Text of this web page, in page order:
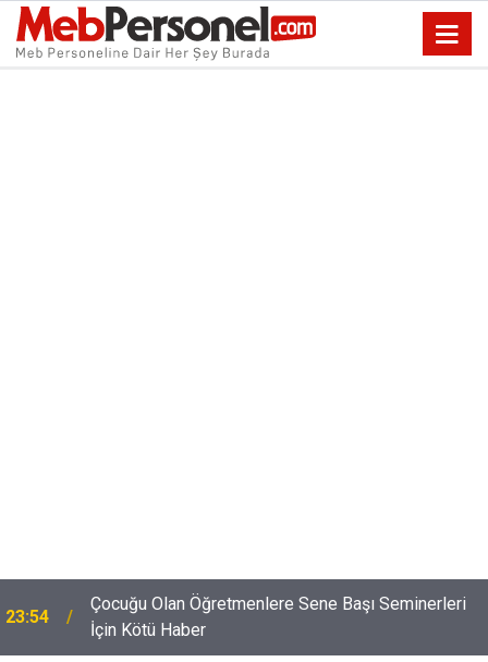
23:54
Çocuğu Olan Öğretmenlere Sene Başı Seminerleri
İçin Kötü Haber